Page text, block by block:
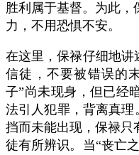
胜利属于基督。为此
力，不用恐惧不安。
在这里，保禄仔细地讲
信徒，不要被错误的
子”尚未现身，但已经
法引人犯罪，背离真理
挡而未能出现，保禄只
徒有所辨识。当“丧亡